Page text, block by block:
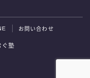
お問い合わせ
塾